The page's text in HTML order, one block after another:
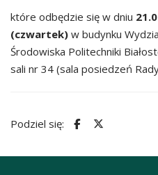
które odbędzie się w dniu
(czwartek) w budynku
Środowiska Politechniki
sali nr 34 (sala posiedzeń
Podziel się: